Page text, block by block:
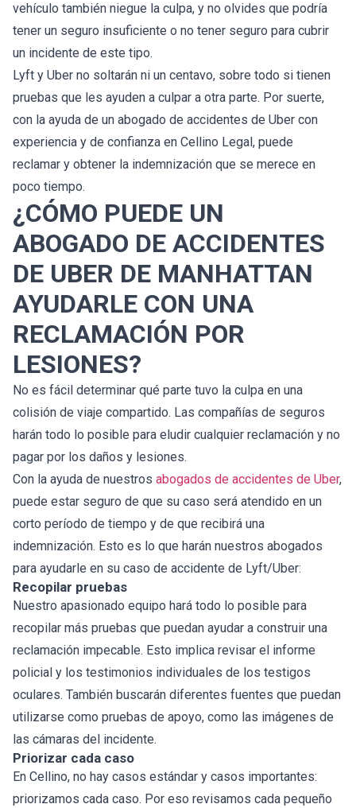
vehículo también niegue la culpa, y no olvides que podría
tener un seguro insuficiente o no tener seguro para cubrir
un incidente de este tipo.
Lyft y Uber no soltarán ni un centavo, sobre todo si tienen
pruebas que les ayuden a culpar a otra parte. Por suerte,
con la ayuda de un abogado de accidentes de Uber con
experiencia y de confianza en Cellino Legal, puede
reclamar y obtener la indemnización que se merece en
poco tiempo.
¿CÓMO PUEDE UN
ABOGADO DE ACCIDENTES
DE UBER DE MANHATTAN
AYUDARLE CON UNA
RECLAMACIÓN POR
LESIONES?
No es fácil determinar qué parte tuvo la culpa en una
colisión de viaje compartido. Las compañías de seguros
harán todo lo posible para eludir cualquier reclamación y no
pagar por los daños y lesiones.
Con la ayuda de nuestros abogados de accidentes de Uber,
puede estar seguro de que su caso será atendido en un
corto período de tiempo y de que recibirá una
indemnización. Esto es lo que harán nuestros abogados
para ayudarle en su caso de accidente de Lyft/Uber:
Recopilar pruebas
Nuestro apasionado equipo hará todo lo posible para
recopilar más pruebas que puedan ayudar a construir una
reclamación impecable. Esto implica revisar el informe
policial y los testimonios individuales de los testigos
oculares. También buscarán diferentes fuentes que puedan
utilizarse como pruebas de apoyo, como las imágenes de
las cámaras del incidente.
Priorizar cada caso
En Cellino, no hay casos estándar y casos importantes:
priorizamos cada caso. Por eso revisamos cada pequeño